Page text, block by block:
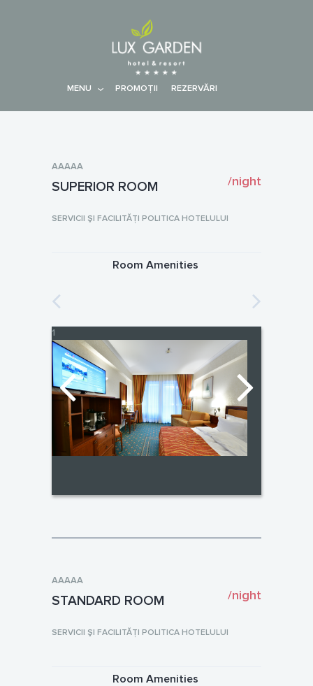
MENU PROMOŢII REZERVĂRI
AAAAA
SUPERIOR ROOM /night
SERVICII ŞI FACILITĂŢI POLITICA HOTELULUI
Room Amenities
1
AAAAA
STANDARD ROOM /night
SERVICII ŞI FACILITĂŢI POLITICA HOTELULUI
Room Amenities